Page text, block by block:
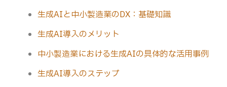
生成AIと中小製造業のDX：基礎知識
生成AI導入のメリット
中小製造業における生成AIの具体的な活用事例
生成AI導入のステップ